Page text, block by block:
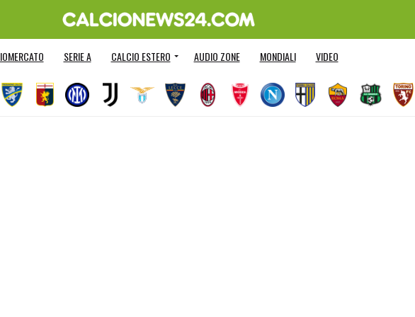
SERIE A CALCIO ESTERO AUDIO ZONE MONDIALI VIDEO